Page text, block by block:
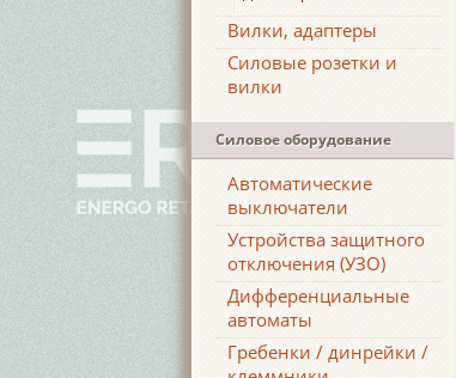
Вилки, адаптеры
Силовые розетки и
вилки
Силовое оборудование
Автоматические
выключатели
Устройства защитного
отключения (УЗО)
Дифференциальные
автоматы
Гребенки / динрейки /